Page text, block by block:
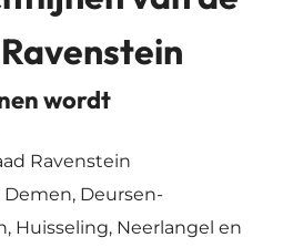
wordt
Ravenstein
Deursen-
Huisseling, Neerlangel en